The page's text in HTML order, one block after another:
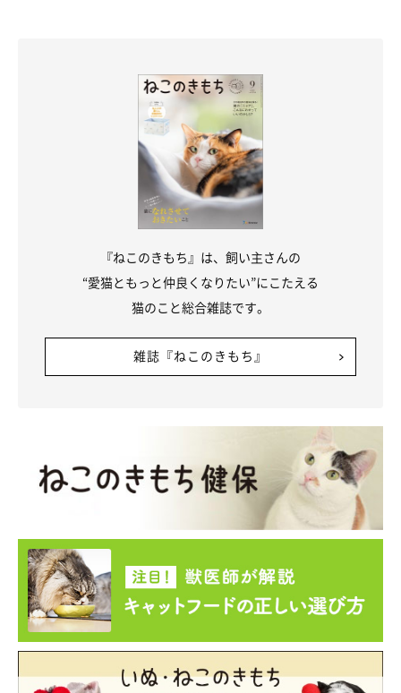
飼い主さんの膝の上でブラッシング中のテオくん。とろけっぷりが可愛
が、この光景からどのようなことが読み取れるのでしょうか。ね
が解説します。
「猫が飼い主さんに身を寄せ合ったり、くっついてくることがあ
りますよね。このような猫の行動は、
るときに猫も一緒にリラックスしていたり、猫が甘えようとした
りするときに見られることが多いと思います。このほかにも、
い日や眠たいとき
今回のテオくんは普段からご主人に甘えたがっているということ
『ねこのきもち』は、飼い主さんの
“愛猫ともっと仲良くなりたい”にこたえる
猫のこと総合雑誌です。
雑誌『ねこのきもち』